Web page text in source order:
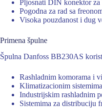
Pljosnati DIN konektor za
Pogodna za rad sa
Visoka pouzdanost i dug
Primena špulne
Špulna Danfoss BB230AS
Rashladnim komorama i
Klimatizacionim sistemima
Industrijskim rashladnim
Sistemima za distribuciju